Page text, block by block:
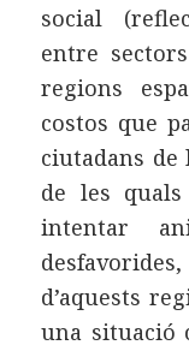
social
entre
regions
costos que
ciutadans de
de les
intentar
d’aquests
una situació